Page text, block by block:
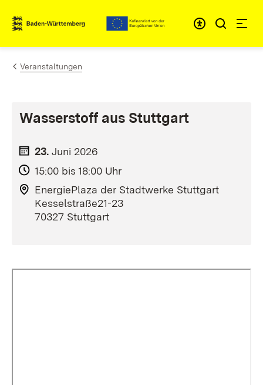
Zum Inhalt springen
Link zur Startseite
Veranstaltungen
Wasserstoff aus Stuttgart
23. Juni 2026
15:00 bis 18:00 Uhr
EnergiePlaza der Stadtwerke Stuttgart
Kesselstraße21-23
70327 Stuttgart